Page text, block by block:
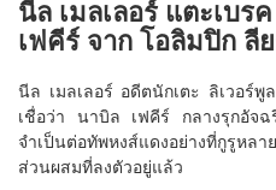
นีล เมลเลอร์ แตะเบร
เฟคีร์ จาก โอลิมปิก ลี
นีล เมลเลอร์ อดีตนักเตะ ลิเวอร์
เชื่อว่า นาบิล เฟคีร์ กลางรุกอัจ
จำเป็นต่อทัพหงส์แดงอย่างที่กูรูหลา
ส่วนผสมที่ลงตัวอยู่แล้ว